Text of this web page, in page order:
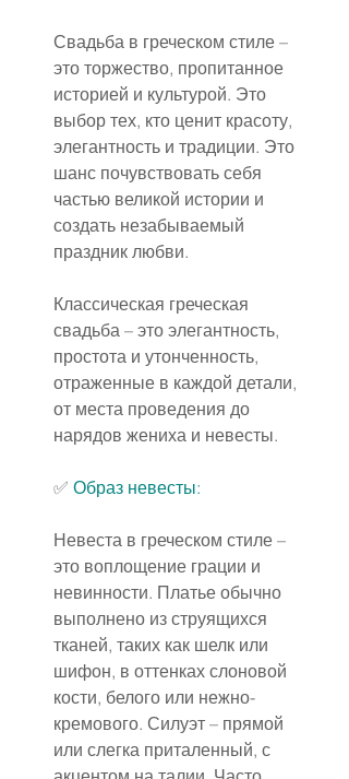
Свадьба в греческом стиле –
это торжество, пропитанное
историей и культурой. Это
выбор тех, кто ценит красоту,
элегантность и традиции. Это
шанс почувствовать себя
частью великой истории и
создать незабываемый
праздник любви.
Классическая греческая
свадьба – это элегантность,
простота и утонченность,
отраженные в каждой детали,
от места проведения до
нарядов жениха и невесты.
✅ Образ невесты:
Невеста в греческом стиле –
это воплощение грации и
невинности. Платье обычно
выполнено из струящихся
тканей, таких как шелк или
шифон, в оттенках слоновой
кости, белого или нежно-
кремового. Силуэт – прямой
или слегка приталенный, с